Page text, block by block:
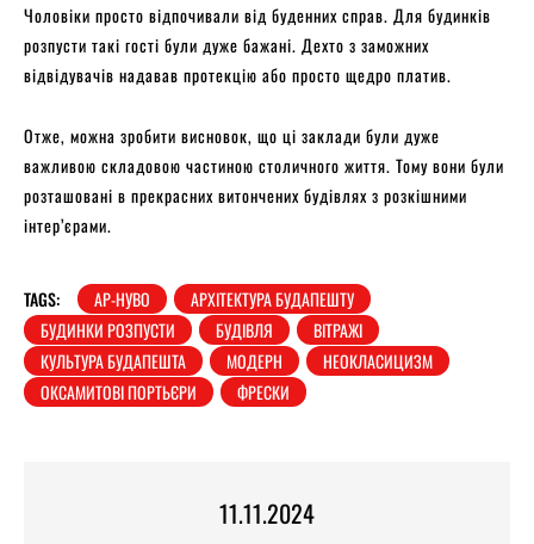
Чоловіки просто відпочивали від буденних справ. Для будинків
розпусти такі гості були дуже бажані. Дехто з заможних
відвідувачів надавав протекцію або просто щедро платив.
Отже, можна зробити висновок, що ці заклади були дуже
важливою складовою частиною столичного життя. Тому вони були
розташовані в прекрасних витончених будівлях з розкішними
інтер’єрами.
TAGS: АР-НУВО
АРХІТЕКТУРА БУДАПЕШТУ
БУДИНКИ РОЗПУСТИ
БУДІВЛЯ
ВІТРАЖІ
КУЛЬТУРА БУДАПЕШТА
МОДЕРН
НЕОКЛАСИЦИЗМ
ОКСАМИТОВІ ПОРТЬЄРИ
ФРЕСКИ
11.11.2024